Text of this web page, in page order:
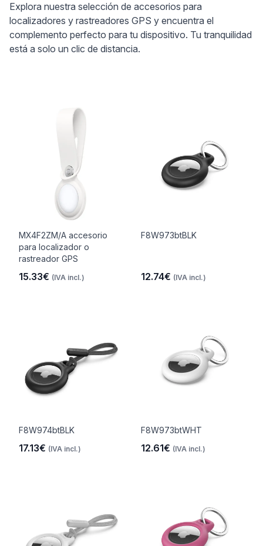
Explora nuestra selección de accesorios para
localizadores y rastreadores GPS y encuentra el
complemento perfecto para tu dispositivo. Tu tranquilidad
está a solo un clic de distancia.
MX4F2ZM/A accesorio
para localizador o
rastreador GPS
15.33€ (IVA incl.)
F8W973btBLK
12.74€ (IVA incl.)
F8W974btBLK
17.13€ (IVA incl.)
F8W973btWHT
12.61€ (IVA incl.)